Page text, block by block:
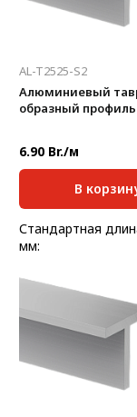
AL-T2525-S2
Алюминиевый
образный профиль
6.90 Br./м
В
Стандартная
мм:
Ширина, мм:
Толщина, мм: